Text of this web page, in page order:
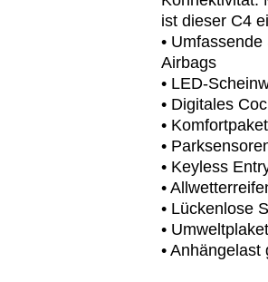
ist dieser C4
•
Airbags
• LED-
• Digitales
•
•
• Keyless
•
• Lückenlose
•
•